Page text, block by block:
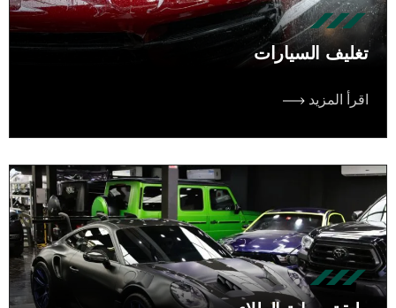
تغليف السيارات
اقرأ المزيد